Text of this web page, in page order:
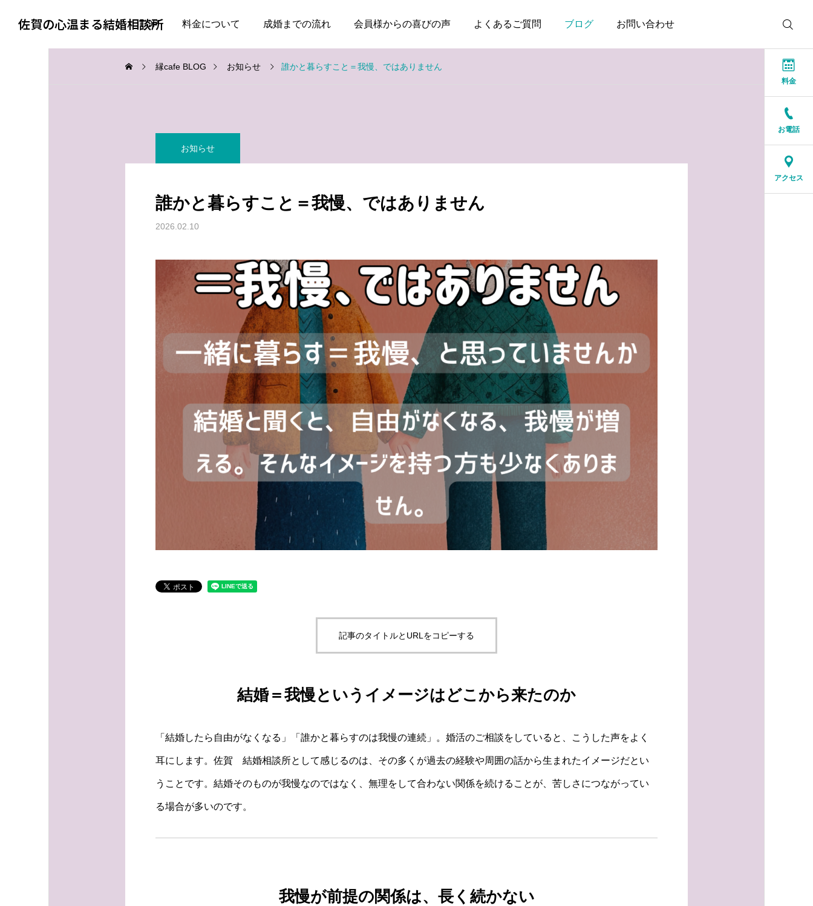
佐賀の心温まる結婚相談所
TOP 料金について 成婚までの流れ 会員様からの喜びの声 よくあるご質問 ブログ お問い合わせ
いい
安心できること
人生の後半だからこそ、
料金
お電話
アクセス
縁cafe BLOG お知らせ 誰かと暮らすこと＝我慢、ではありません
お知らせ
誰かと暮らすこと＝我慢、ではありません
2026.02.10
記事のタイトルとURLをコピーする
結婚＝我慢というイメージはどこから来たのか
「結婚したら自由がなくなる」「誰かと暮らすのは我慢の連続」。婚活のご相談をしていると、こうした声をよく
耳にします。佐賀 結婚相談所として感じるのは、その多くが過去の経験や周囲の話から生まれたイメージだとい
うことです。結婚そのものが我慢なのではなく、無理をして合わない関係を続けることが、苦しさにつながってい
る場合が多いのです。
我慢が前提の関係は、長く続かない